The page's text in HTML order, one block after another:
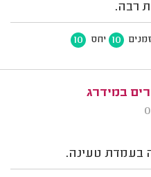
רבה.
זמנים 10 יחס 10
במידרג
בעמדת טעינה.